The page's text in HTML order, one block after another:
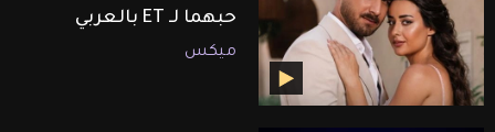
حبهما لـ ET بالعربي
ميكس